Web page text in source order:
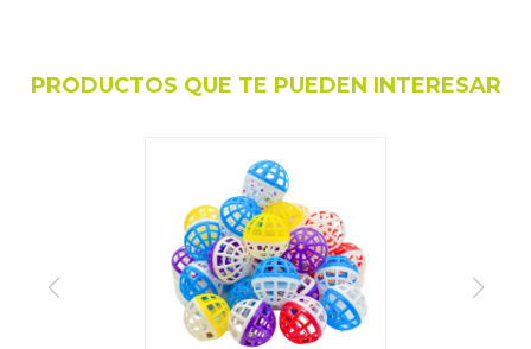
PRODUCTOS QUE TE PUEDEN INTERESAR